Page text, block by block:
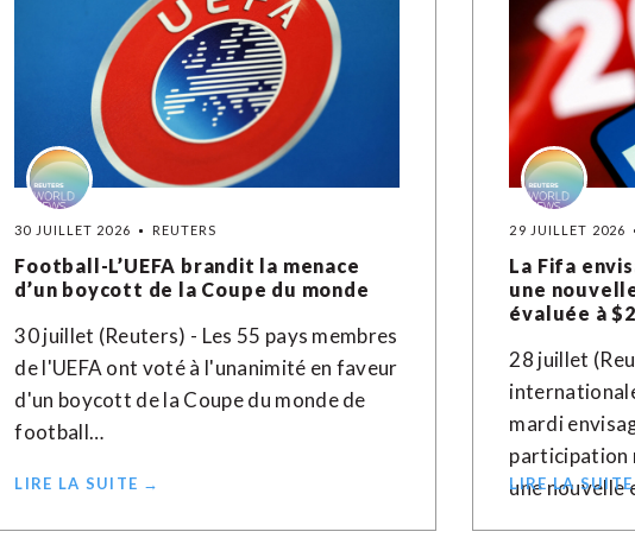
30 JUILLET 2026 REUTERS
Football-L’UEFA brandit la menace
d’un boycott de la Coupe du monde
30 juillet (Reuters) - Les 55 pays membres
de l'UEFA ont voté à l'unanimité en faveur
d'un boycott de la Coupe du monde de
football…
LIRE LA SUITE →
29 JUILLET 2026
La Fifa
une
évaluée à
28 juillet
mardi
participation
une
LIRE LA